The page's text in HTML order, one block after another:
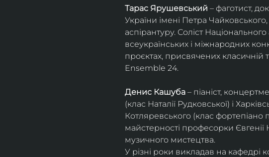
Тарас Ярушевський – фаготист,
України імені Петра
аспірантуру. Соліст
всеукраїнських і міжнародних
проєктах, присвячених класичній
Ensemble 24.
Денис Кашуба – піаніст,
(клас Наталії Рудковської) і
Котляревського (клас
майстерності професорки Євгенії
музичного мистецтва.
У різні роки викладав на кафедрі